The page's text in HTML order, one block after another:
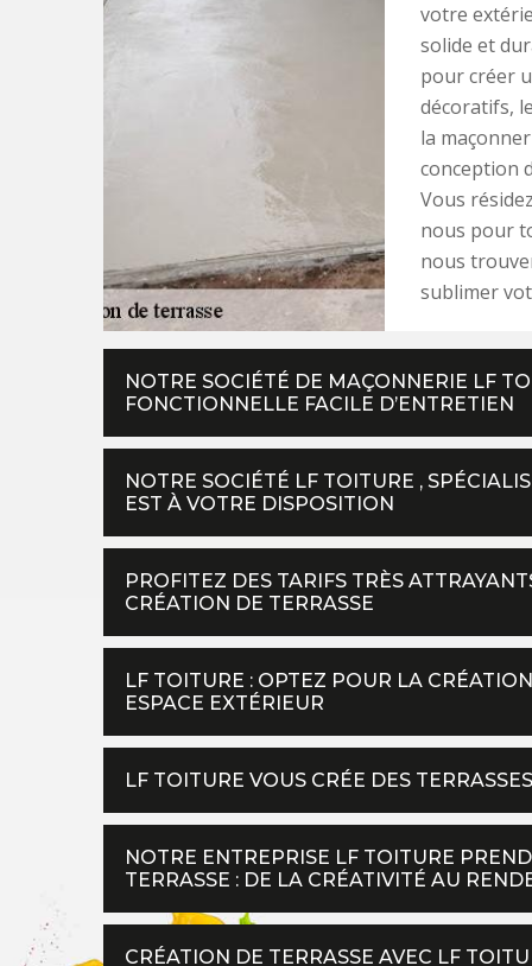
votre
solide et
pour créer
décoratifs,
la
conception
Vous
nous pour
nous
sublimer
NOTRE SOCIÉTÉ DE MAÇONNERIE LF
FONCTIONNELLE FACILE D’ENTRETIEN
NOTRE SOCIÉTÉ LF TOITURE ,
EST À VOTRE DISPOSITION
PROFITEZ DES TARIFS TRÈS
CRÉATION DE TERRASSE
LF TOITURE : OPTEZ POUR LA
ESPACE EXTÉRIEUR
LF TOITURE VOUS CRÉE DES
NOTRE ENTREPRISE LF TOITURE
TERRASSE : DE LA CRÉATIVITÉ AU
CRÉATION DE TERRASSE AVEC LF